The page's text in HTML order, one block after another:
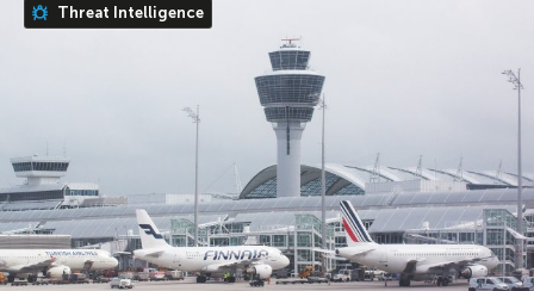
Threat Intelligence